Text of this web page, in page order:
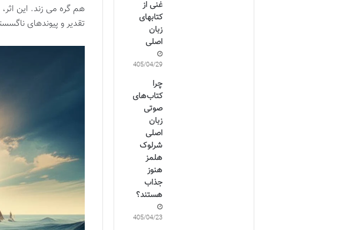
هم گره می زند. این اثر،
تقدیر و پیوندهای
غنی از
کتابهای
زبان
اصلی
1405/04/29
چرا
کتاب‌های
صوتی
زبان
اصلی
شرلوک
هلمز
هنوز
جذاب
هستند؟
1405/04/23